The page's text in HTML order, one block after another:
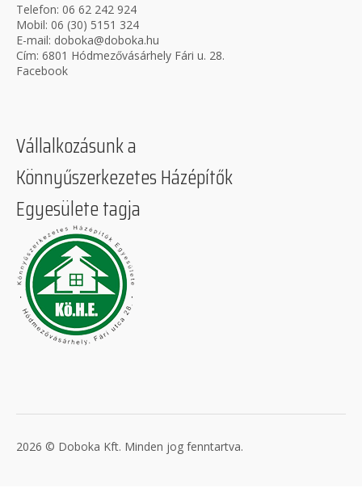
Telefon: 06 62 242 924
Mobil: 06 (30) 5151 324
E-mail: doboka@doboka.hu
Cím: 6801 Hódmezővásárhely Fári u. 28.
Facebook
Vállalkozásunk a
Könnyűszerkezetes Házépítők
Egyesülete tagja
2026 © Doboka Kft. Minden jog fenntartva.